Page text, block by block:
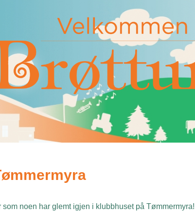
noen har glemt igjen i klubbhuset på Tømmermyra!